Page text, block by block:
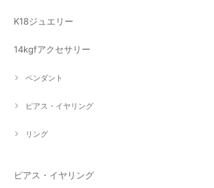
K18ジュエリー
14kgfアクセサリー
ペンダント
ピアス・イヤリング
リング
ピアス・イヤリング